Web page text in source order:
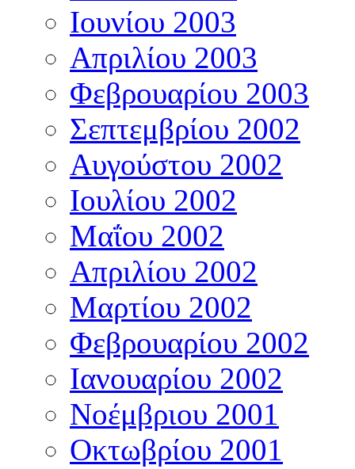
Ιουνίου 2003
Απριλίου 2003
Φεβρουαρίου 2003
Σεπτεμβρίου 2002
Αυγούστου 2002
Ιουλίου 2002
Μαΐου 2002
Απριλίου 2002
Μαρτίου 2002
Φεβρουαρίου 2002
Ιανουαρίου 2002
Νοέμβριου 2001
Οκτωβρίου 2001